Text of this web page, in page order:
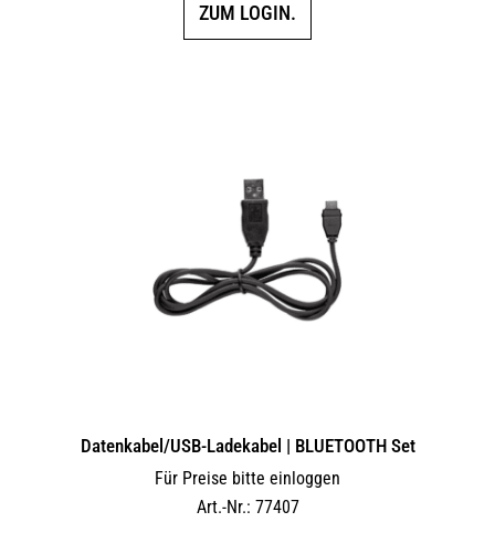
ZUM LOGIN.
Datenkabel/USB-Ladekabel | BLUETOOTH Set
Für Preise bitte einloggen
Art.-Nr.: 77407